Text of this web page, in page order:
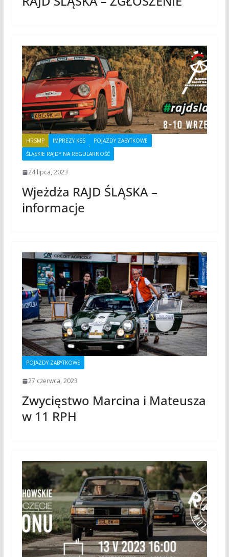
HRSMP IMPREZY KSS
POJAZDY ZABYTKOWE
ŚLĄSKIE RAJDY NA REGULARNOŚĆ
24 lipca, 2023
Wjeżdża RAJD ŚLĄSKA –
informacje
POJAZDY ZABYTKOWE
27 czerwca, 2023
Zwycięstwo Marcina i Mateusza
w 11 RPH